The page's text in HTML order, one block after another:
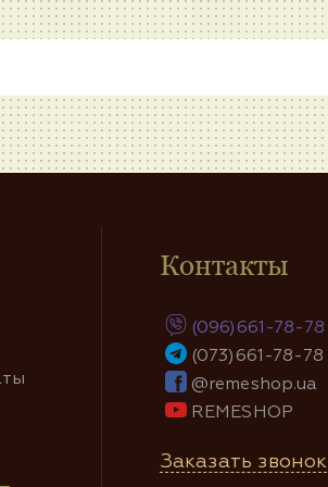
Контакты
(096)661-78-78
(073)661-78-78
@remeshop.ua
REMESHOP
Заказать звонок